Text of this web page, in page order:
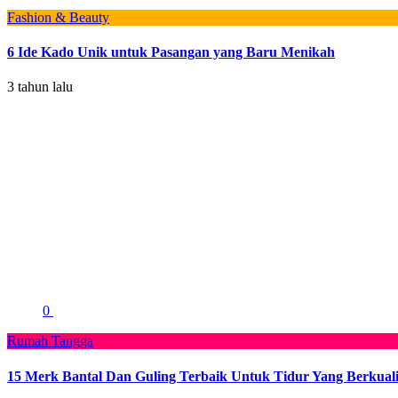
Fashion & Beauty
6 Ide Kado Unik untuk Pasangan yang Baru Menikah
3 tahun lalu
0
Rumah Tangga
15 Merk Bantal Dan Guling Terbaik Untuk Tidur Yang